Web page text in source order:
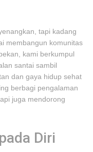
tapi kadang
membangun komunitas
kami berkumpul
santai sambil
dan gaya hidup sehat
berbagi pengalaman
juga mendorong
Diri